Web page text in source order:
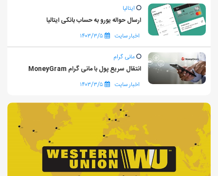
ایتالیا
ارسال حواله یورو به حساب بانکی ایتالیا
اخبار سایت ۱۴۰۳/۳/۵
مانی گرام
انتقال سریع پول با مانی گرام MoneyGram
اخبار سایت ۱۴۰۳/۳/۵